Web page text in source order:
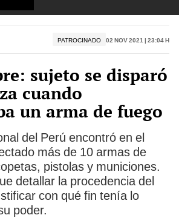
Camacho
PATROCINADO 02 Nov 2021 | 23:04 h
sujeto se disparó
cuando
un arma de fuego
del Perú encontró en el
más de 10 armas de
pistolas y municiones.
detallar la procedencia del
con qué fin tenía lo
poder.